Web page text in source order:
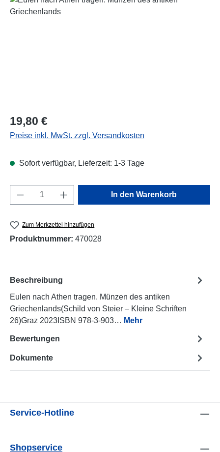
Regulärer Preis:
19,80 €
Preise inkl. MwSt. zzgl. Versandkosten
Sofort verfügbar, Lieferzeit: 1-3 Tage
Produkt Anzahl: Gib den gewünschten
In den Warenkorb
Zum Merkzettel hinzufügen
Produktnummer: 470028
Beschreibung
Eulen nach Athen tragen. Münzen des antiken
Griechenlands(Schild von Steier – Kleine Schriften
26)Graz 2023ISBN 978-3-903… Mehr
Bewertungen
Dokumente
Service-Hotline
Shopservice